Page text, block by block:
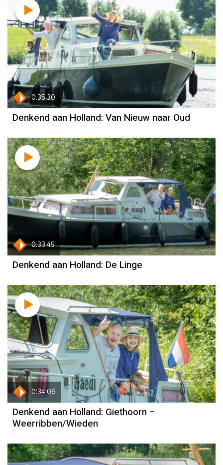
0:35:30
Denkend aan Holland: Van Nieuw naar Oud
0:33:49
Denkend aan Holland: De Linge
0:34:06
Denkend aan Holland: Giethoorn –
Weerribben/Wieden